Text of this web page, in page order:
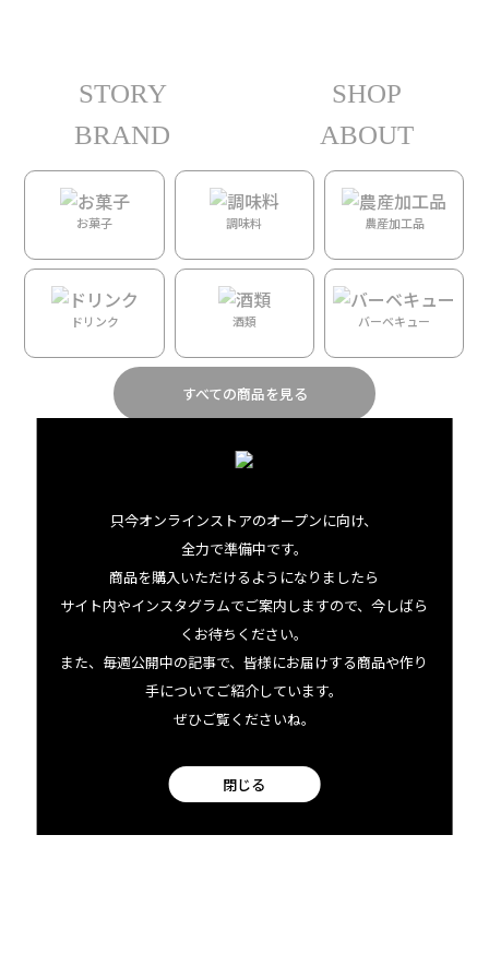
只今オンラインストアのオープンに向け、
全力で準備中です。
商品を購入いただけるようになりましたら
サイト内やインスタグラムでご案内しますので、今しばら
くお待ちください。
また、毎週公開中の記事で、皆様にお届けする商品や作り
手についてご紹介しています。
ぜひご覧くださいね。
閉じる
STORY
SHOP
BRAND
ABOUT
お菓子 調味料 農産加工品
ドリンク 酒類 バーベキュー
すべての商品を見る
/ 人物カテゴリー / / Kristen Reyno
Kristen Reyno
facebook
Instagram